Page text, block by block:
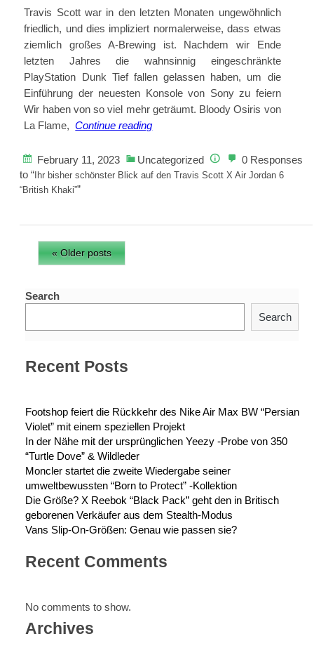
Travis Scott war in den letzten Monaten ungewöhnlich
friedlich, und dies impliziert normalerweise, dass etwas
ziemlich großes A-Brewing ist. Nachdem wir Ende
letzten Jahres die wahnsinnig eingeschränkte
PlayStation Dunk Tief fallen gelassen haben, um die
Einführung der neuesten Konsole von Sony zu feiern
Wir haben von so viel mehr geträumt. Bloody Osiris von
La Flame, Continue readingIhr
schönster
Blick
6
Khaki”
February 11, 2023 Uncategorized
0 Responses
to “Ihr bisher schönster Blick auf den Travis Scott X Air Jordan 6
“British Khaki””
« Older posts
Search
Search
Recent Posts
Footshop feiert die Rückkehr des Nike Air Max BW “Persian
Violet” mit einem speziellen Projekt
In der Nähe mit der ursprünglichen Yeezy -Probe von 350
“Turtle Dove” & Wildleder
Moncler startet die zweite Wiedergabe seiner
umweltbewussten “Born to Protect” -Kollektion
Die Größe? X Reebok “Black Pack” geht den in Britisch
geborenen Verkäufer aus dem Stealth-Modus
Vans Slip-On-Größen: Genau wie passen sie?
Recent Comments
No comments to show.
Archives